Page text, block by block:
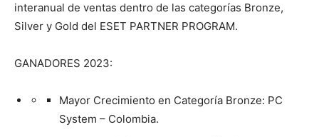
interanual de ventas dentro de las categorías Bronze,
Silver y Gold del ESET PARTNER PROGRAM.
GANADORES 2023:
Mayor Crecimiento en Categoría Bronze: PC
System – Colombia.